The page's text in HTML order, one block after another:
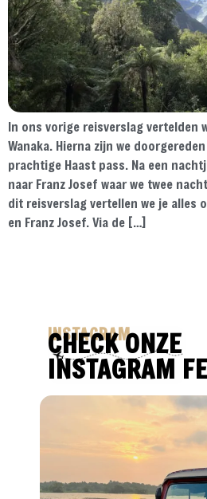
In ons vorige reisverslag vertelden
Wanaka. Hierna zijn we
prachtige Haast pass. Na een
naar Franz Josef waar we twee
dit reisverslag vertellen we je alles
en Franz Josef. Via de […]
INSTAGRAM
CHECK ONZE
INSTAGRAM